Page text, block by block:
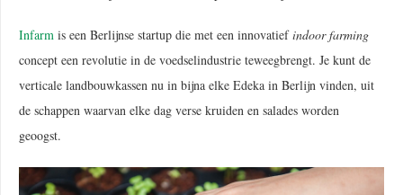
Infarm is een Berlijnse startup die met een innovatiefindoor farming
concept een revolutie in de voedselindustrie teweegbrengt. Je kunt de
verticale landbouwkassen nu in bijna elke Edeka in Berlijn vinden, uit
de schappen waarvan elke dag verse kruiden en salades worden
geoogst.